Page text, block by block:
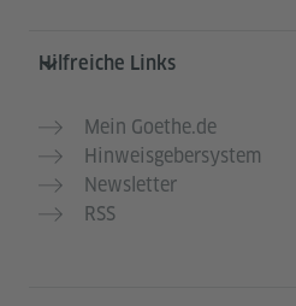
Hilfreiche Links
Mein Goethe.de
Hinweisgebersystem
Newsletter
RSS